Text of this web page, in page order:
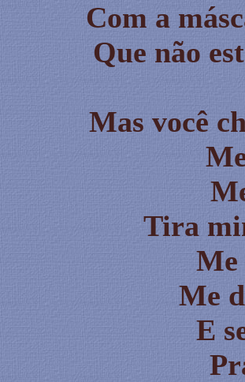
Com a
Que não
Mas você
Tira
Me
Me
E